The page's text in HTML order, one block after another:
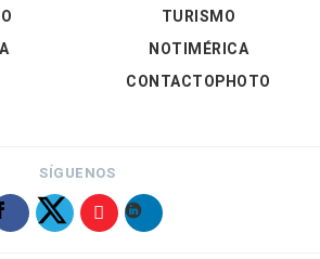
TURISMO
NOTIMÉRICA
CONTACTOPHOTO
SÍGUENOS